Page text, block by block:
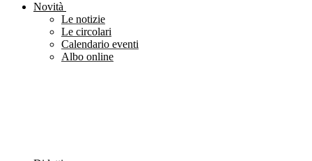
Novità
Le notizie
Le circolari
Calendario eventi
Albo online